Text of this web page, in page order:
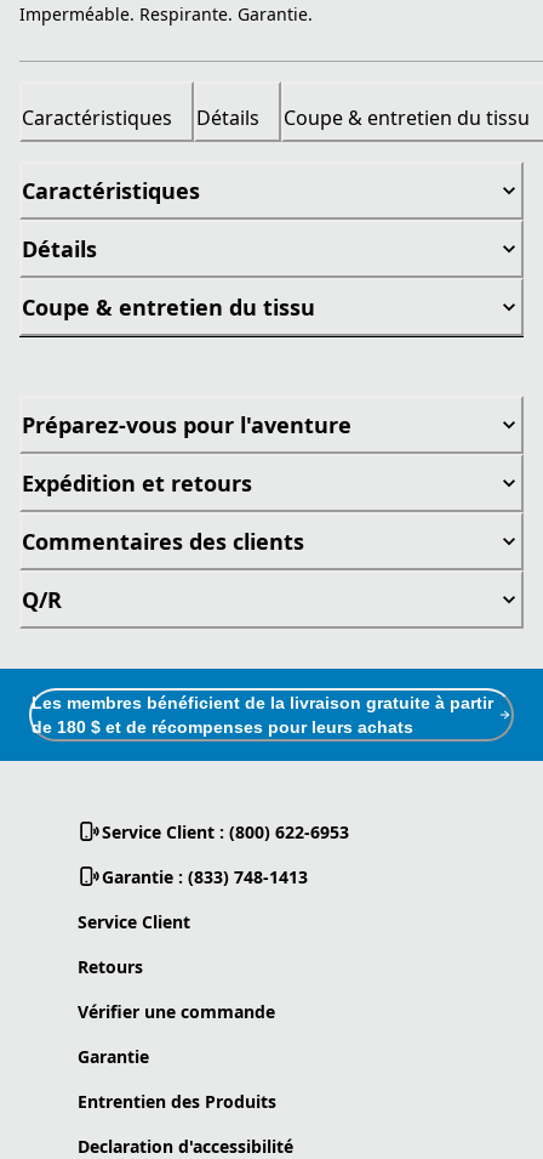
Imperméable. Respirante. Garantie.
Caractéristiques Détails Coupe & entretien du tissu
Caractéristiques
Détails
Coupe & entretien du tissu
Préparez-vous pour l'aventure
Expédition et retours
Commentaires des clients
Q/R
Les membres bénéficient de la livraison gratuite à partir
de 180 $ et de récompenses pour leurs achats
Service Client : (800) 622-6953
Garantie : (833) 748-1413
Service Client
Retours
Vérifier une commande
Garantie
Entrentien des Produits
Declaration d'accessibilité